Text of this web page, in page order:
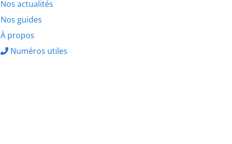
Nos actualités
Nos guides
À propos
Numéros utiles